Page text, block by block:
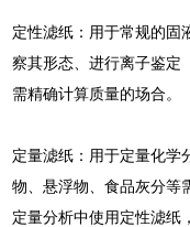
定性滤纸‌：用于‌常规的固
察其形态、进行离子鉴定
需精确计算质量的场合。
定量滤纸‌：用于‌定量化学
物、悬浮物、食品灰分等
定量分析中使用定性滤纸